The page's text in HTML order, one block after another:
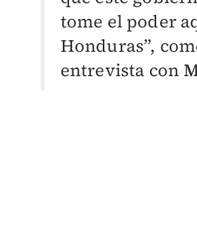
tome el poder
Honduras”,
entrevista con